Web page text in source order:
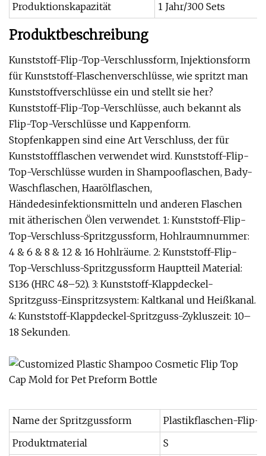
Produktionskapazität
1 Jahr/300 Sets
Produktbeschreibung
Kunststoff-Flip-Top-Verschlussform, Injektionsform
für Kunststoff-Flaschenverschlüsse, wie spritzt man
Kunststoffverschlüsse ein und stellt sie her?
Kunststoff-Flip-Top-Verschlüsse, auch bekannt als
Flip-Top-Verschlüsse und Kappenform.
Stopfenkappen sind eine Art Verschluss, der für
Kunststoffflaschen verwendet wird. Kunststoff-Flip-
Top-Verschlüsse wurden in Shampooflaschen, Bady-
Waschflaschen, Haarölflaschen,
Händedesinfektionsmitteln und anderen Flaschen
mit ätherischen Ölen verwendet. 1: Kunststoff-Flip-
Top-Verschluss-Spritzgussform, Hohlraumnummer:
4 & 6 & 8 & 12 & 16 Hohlräume. 2: Kunststoff-Flip-
Top-Verschluss-Spritzgussform Hauptteil Material:
S136 (HRC 48–52). 3: Kunststoff-Klappdeckel-
Spritzguss-Einspritzsystem: Kaltkanal und Heißkanal.
4: Kunststoff-Klappdeckel-Spritzguss-Zykluszeit: 10–
18 Sekunden.
Name der Spritzgussform
Plastikflaschen-Flip-
Produktmaterial
S